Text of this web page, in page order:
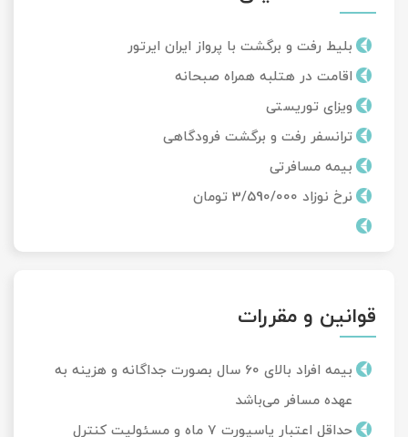
بلیط رفت و برگشت با پرواز ایران ایرتور
اقامت در هتلبه همراه صبحانه
ویزای توریستی
ترانسفر رفت و برگشت فرودگاهی
بیمه مسافرتی
نرخ نوزاد 3/590/000 تومان
قوانین و مقررات
بیمه افراد بالای 60 سال بصورت جداگانه و هزینه به
عهده مسافر می‌باشد
حداقل اعتبار پاسپورت 7 ماه و مسئولیت کنترل